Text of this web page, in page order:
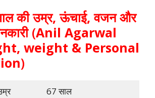
की उम्र, ऊंचाई, वजन और
(Anil Agarwal
weight & Personal
)
67 साल